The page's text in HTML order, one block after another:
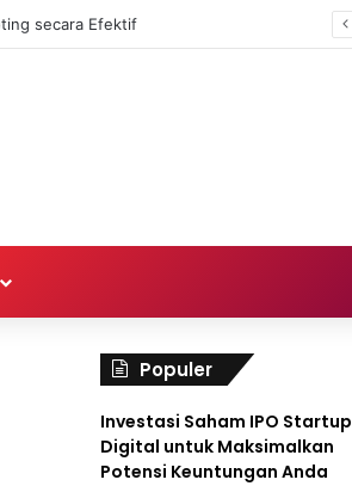
secara Efektif
Populer
Investasi Saham IPO Startup
Digital untuk Maksimalkan
Potensi Keuntungan Anda